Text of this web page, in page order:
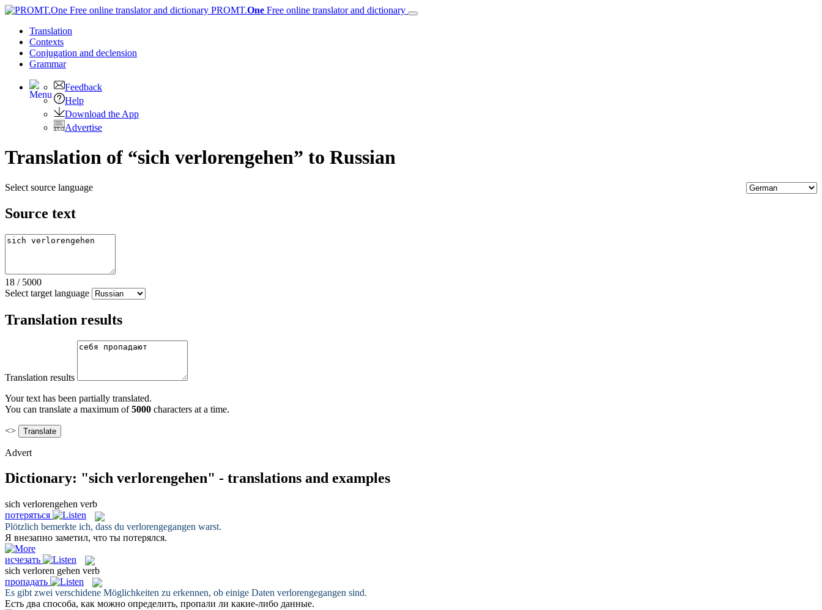
PROMT.One Free online translator and dictionary
Translation
Contexts
Conjugation and declension
Grammar
Feedback
Help
Download the App
Advertise
Translation of “sich verlorengehen” to Russian
Select source language
Source text
18 / 5000
Select target language
Translation results
Translation results
Your text has been partially translated.
You can translate a maximum of5000 characters at a time.
<>
Advert
Dictionary: "sich verlorengehen" - translations and examples
sich verlorengehen verb
потеряться
Plötzlich bemerkte ich, dass du verlorengegangen warst.
Я внезапно заметил, что ты потерялся.
исчезать
sich verloren gehen verb
пропадать
Es gibt zwei verschidene Möglichkeiten zu erkennen, ob einige Daten verlorengegangen sind.
Есть два способа, как можно определить, пропали ли какие-либо данные.